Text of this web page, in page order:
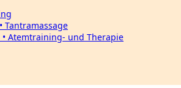
Tantramassage
Atemtraining- und Therapie